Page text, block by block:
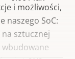
i możliwości,
naszego SoC:
sztucznej
wbudowane